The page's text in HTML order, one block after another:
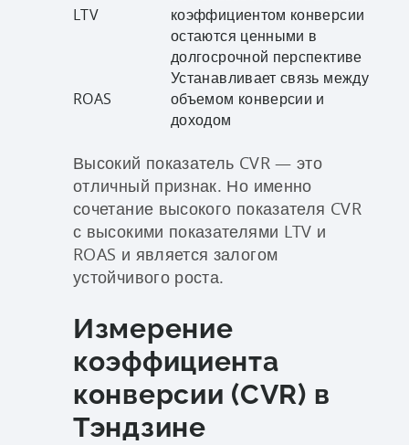
LTV
коэффициентом конверсии
остаются ценными в
долгосрочной перспективе
ROAS
Устанавливает связь между
объемом конверсии и
доходом
Высокий показатель CVR — это
отличный признак. Но именно
сочетание высокого показателя CVR
с высокими показателями LTV и
ROAS и является залогом
устойчивого роста.
Измерение
коэффициента
конверсии (CVR) в
Тэндзине